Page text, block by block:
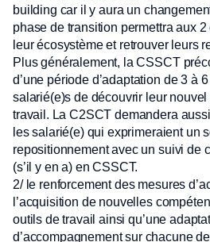
building car il y aura un
phase de transition permettra aux
leur écosystème et retrouver leurs
Plus généralement, la CSSCT
d’une période d’adaptation de 3 à
salarié(e)s de découvrir leur
travail. La C2SCT demandera
les salarié(e) qui exprimeraient un
repositionnement avec un suivi de
(s’il y en a) en CSSCT.
2/ le renforcement des mesures
l’acquisition de nouvelles
outils de travail ainsi qu’une
d’accompagnement sur chacune